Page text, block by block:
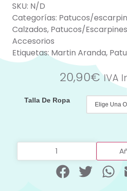
SKU: N/D
Categorías: Patucos/
Calzados, Patucos/Escarpines
Accesorios
Etiquetas: Martin Aranda,
20,90€ IVA
Talla De Ropa